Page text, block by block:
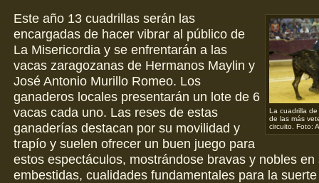
La cuadrilla
de las más
circuito. Foto:
Este año 13 cuadrillas serán las
encargadas de hacer vibrar al público de
La Misericordia y se enfrentarán a las
vacas zaragozanas de Hermanos Maylin y
José Antonio Murillo Romeo. Los
ganaderos locales presentarán un lote de 6
vacas cada uno. Las reses de estas
ganaderías destacan por su movilidad y
trapío y suelen ofrecer un buen juego para
estos espectáculos, mostrándose bravas y nobles en
embestidas, cualidades fundamentales para la